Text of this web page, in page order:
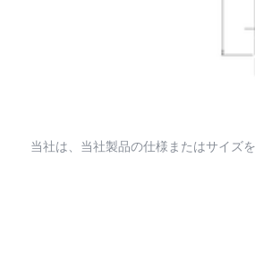
当社は、当社製品の仕様またはサイズ